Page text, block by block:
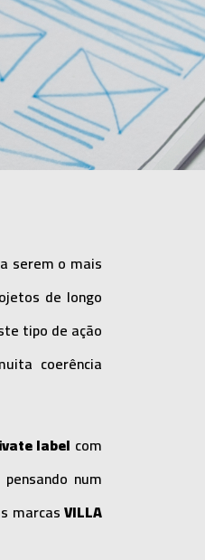
serem o mais
de longo
tipo de ação
coerência
label com
num
marcasVILLA